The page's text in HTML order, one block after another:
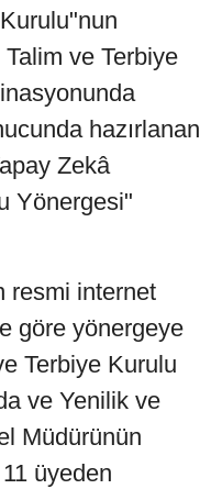
Talim ve Terbiye
hazırlanan
Zekâ
Yönergesi"
resmi internet
göre yönergeye
Terbiye Kurulu
ve Yenilik ve
Müdürünün
üyeden